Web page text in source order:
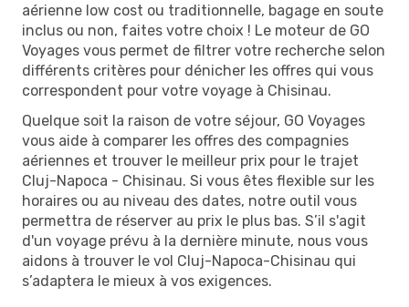
aérienne low cost ou traditionnelle, bagage en soute
inclus ou non, faites votre choix ! Le moteur de GO
Voyages vous permet de filtrer votre recherche selon
différents critères pour dénicher les offres qui vous
correspondent pour votre voyage à Chisinau.
Quelque soit la raison de votre séjour, GO Voyages
vous aide à comparer les offres des compagnies
aériennes et trouver le meilleur prix pour le trajet
Cluj-Napoca - Chisinau. Si vous êtes flexible sur les
horaires ou au niveau des dates, notre outil vous
permettra de réserver au prix le plus bas. S’il s'agit
d'un voyage prévu à la dernière minute, nous vous
aidons à trouver le vol Cluj-Napoca-Chisinau qui
s’adaptera le mieux à vos exigences.